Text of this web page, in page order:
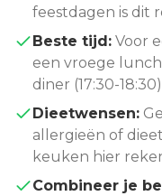
feestdagen is dit
Beste tijd: Voor
een vroege lunch
diner (17:30-
Dieetwensen:
allergieën of
keuken hier
Combineer je